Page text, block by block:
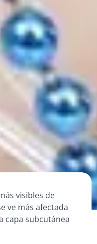
visibles de
ve más afectada
capa subcutánea